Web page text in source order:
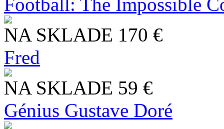
NA SKLADE 170 €
Fred
NA SKLADE 59 €
Génius Gustave Doré